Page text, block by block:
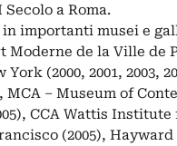
a Roma.
in importanti musei e
Moderne de la Ville de
(2000, 2001, 2003,
MCA – Museum of
CCA Wattis
(2005),